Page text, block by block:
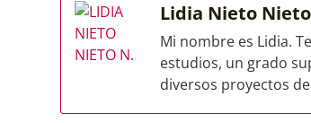
Lidia Nieto
Mi nombre es Lidia.
estudios, un grado
diversos proyectos